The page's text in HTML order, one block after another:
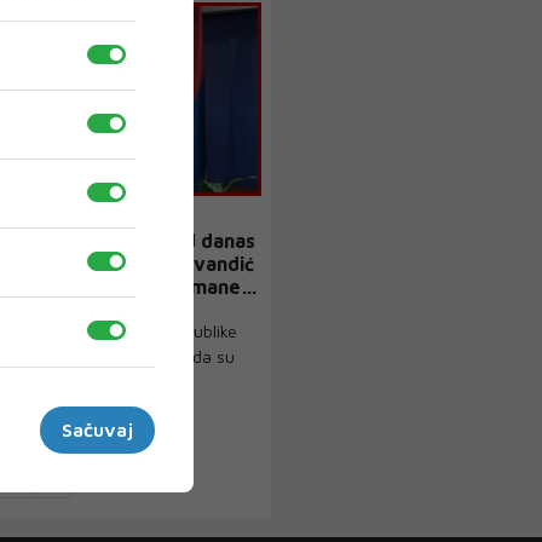
i grb Srbije od danas
upotrebi u RS. Stevandić
Zastave naše, dušmane
Narodne skupštine Republike
Stevandić objavio je da su
Sačuvaj